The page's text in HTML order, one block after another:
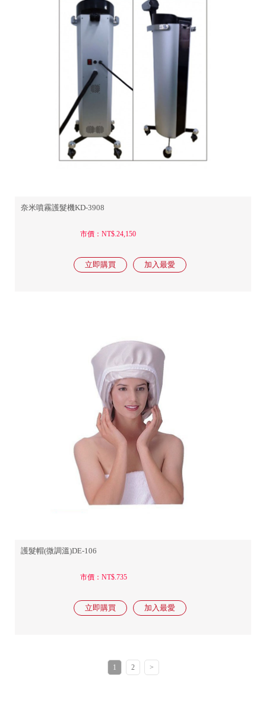
奈米噴霧護髮機KD-3908
市價：NT$.24,150
護髮帽(微調溫)DE-106
市價：NT$.735
1 2 >